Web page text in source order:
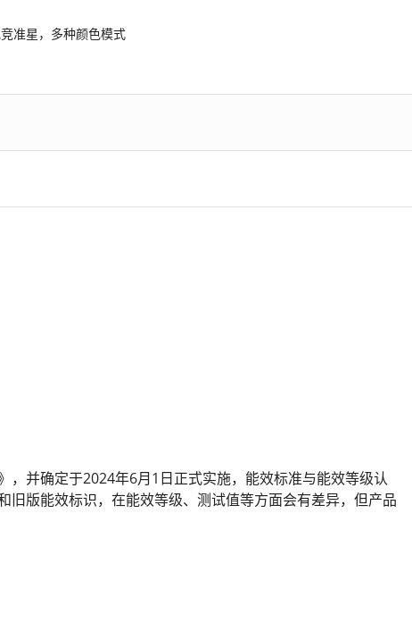
准星，多种颜色模式
并确定于2024年6月1日正式实施，能效标准与能效等级认
版能效标识，在能效等级、测试值等方面会有差异，但产品